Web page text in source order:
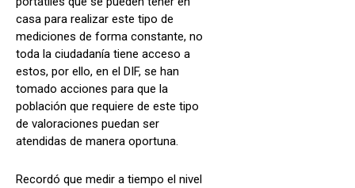
casa para realizar este tipo de
mediciones de forma constante, no
toda la ciudadanía tiene acceso a
estos, por ello, en el DIF, se han
tomado acciones para que la
población que requiere de este tipo
de valoraciones puedan ser
atendidas de manera oportuna.
Recordó que medir a tiempo el nivel